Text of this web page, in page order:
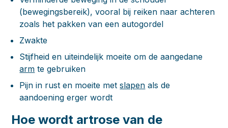
(bewegingsbereik), vooral bij reiken naar achteren
zoals het pakken van een autogordel
Zwakte
Stijfheid en uiteindelijk moeite om de aangedane
arm te gebruiken
Pijn in rust en moeite metslapen als de
aandoening erger wordt
Hoe wordt artrose van de